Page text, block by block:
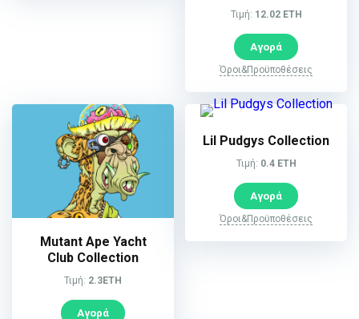
Τιμή: 12.02 ETH
Αγορά
Όροι&Προϋποθέσεις
Mutant Ape Yacht
Club Collection
Τιμή: 2.3ETH
Αγορά
Lil Pudgys Collection
Τιμή: 0.4 ETH
Αγορά
Όροι&Προϋποθέσεις